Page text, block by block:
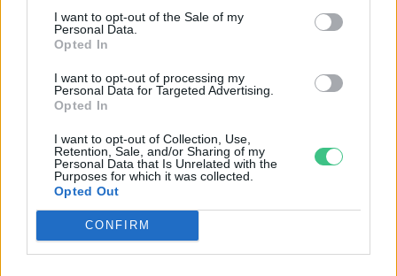
I want to opt-out of the Sale of my
Personal Data.
Opted In
I want to opt-out of processing my
Personal Data for Targeted Advertising.
Opted In
I want to opt-out of Collection, Use,
Retention, Sale, and/or Sharing of my
Personal Data that Is Unrelated with the
Purposes for which it was collected.
Opted Out
CONFIRM
Történelmi aszály sújtja Nagy-
Britanniát is
Elképesztő felvétel mutatja meg,